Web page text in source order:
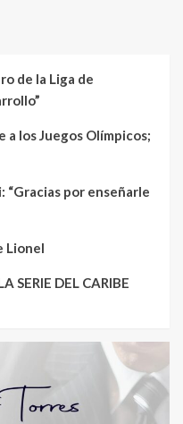
de la Liga de
los Juegos Olímpicos;
“Gracias por enseñarle
Lionel
SERIE DEL CARIBE